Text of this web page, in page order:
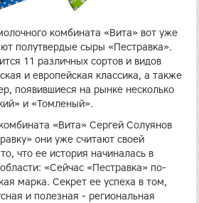
комбината «Вита» вот уже
полутвердые сыры «Пестравка».
11 различных сортов и видов
и европейская классика, а также
появившиеся на рынке несколько
и «Томленый».
«Вита» Сергей Солуянов
они уже считают своей
что ее история начиналась в
«Сейчас «Пестравка» по-
марка. Секрет ее успеха в том,
и полезная - региональная